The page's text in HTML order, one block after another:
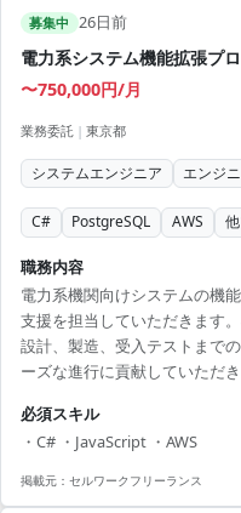
募集中 26日前
電力系システム機能拡張プ
〜750,000円/月
業務委託 | 東京都
システムエンジニア エンジ
C# PostgreSQL AWS 他
職務内容
電力系機関向けシステムの機
支援を担当していただきます
設計、製造、受入テストまで
ーズな進行に貢献していただ
およびJavaScriptをメインに使
ト勤務での柔軟な働き方が可
ンも求められます。AWSなど
必須スキル
・C# ・JavaScript ・AWS
掲載元： セルワークフリーランス